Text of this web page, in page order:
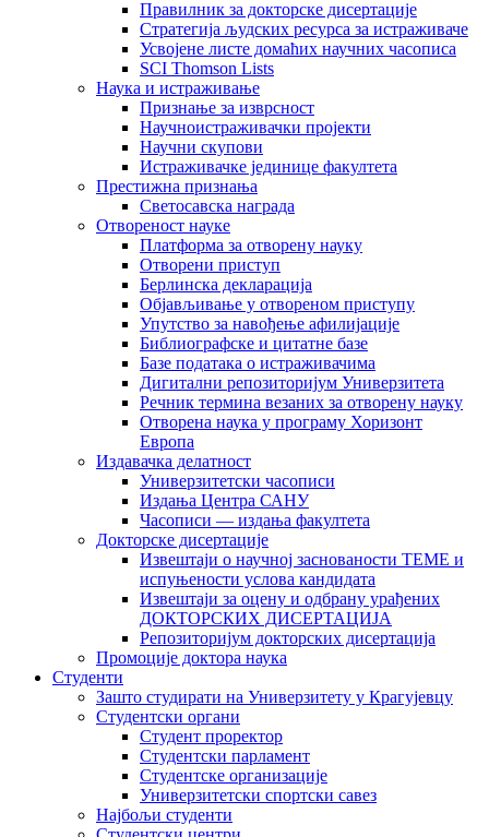
Правилник за докторске дисертације
Стратегија људских ресурса за истраживаче
Усвојене листе домаћих научних часописа
SCI Thomson Lists
Наука и истраживање
Признање за изврсност
Научноистраживачки пројекти
Научни скупови
Истраживачке јединице факултета
Престижна признања
Светосавска награда
Отвореност науке
Платформа за отворену науку
Отворени приступ
Берлинска декларација
Објављивање у отвореном приступу
Упутство за навођење афилијације
Библиографске и цитатне базе
Базе података о истраживачима
Дигитални репозиторијум Универзитета
Рeчник термина везаних за отворену науку
Отворена наука у програму Хоризонт
Европа
Издавачка делатност
Универзитетски часописи
Издања Центра САНУ
Часописи — издања факултета
Докторске дисертације
Извештаји о научној заснованости ТЕМЕ и
испуњености услова кандидата
Извештаји за оцену и одбрану урађених
ДОКТОРСКИХ ДИСЕРТАЦИЈА
Репозиторијум докторских дисертација
Промоције доктора наука
Студенти
Зашто студирати на Универзитету у Крагујевцу
Студентски органи
Студент проректор
Студентски парламент
Студентске организације
Универзитетски спортски савез
Најбољи студенти